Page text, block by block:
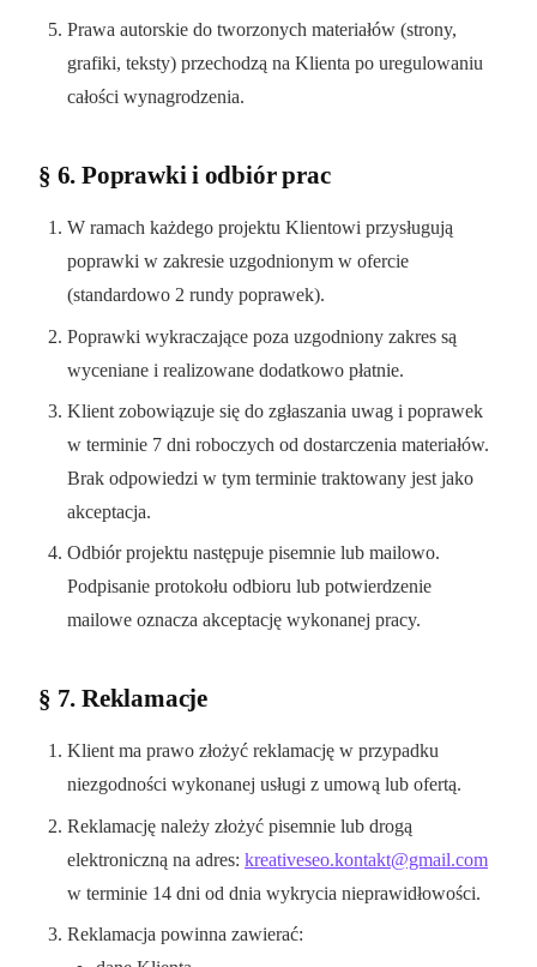
Prawa autorskie do tworzonych materiałów (strony,
grafiki, teksty) przechodzą na Klienta po uregulowaniu
całości wynagrodzenia.
§ 6. Poprawki i odbiór prac
W ramach każdego projektu Klientowi przysługują
poprawki w zakresie uzgodnionym w ofercie
(standardowo 2 rundy poprawek).
Poprawki wykraczające poza uzgodniony zakres są
wyceniane i realizowane dodatkowo płatnie.
Klient zobowiązuje się do zgłaszania uwag i poprawek
w terminie 7 dni roboczych od dostarczenia materiałów.
Brak odpowiedzi w tym terminie traktowany jest jako
akceptacja.
Odbiór projektu następuje pisemnie lub mailowo.
Podpisanie protokołu odbioru lub potwierdzenie
mailowe oznacza akceptację wykonanej pracy.
§ 7. Reklamacje
Klient ma prawo złożyć reklamację w przypadku
niezgodności wykonanej usługi z umową lub ofertą.
Reklamację należy złożyć pisemnie lub drogą
elektroniczną na adres: kreativeseo.kontakt@gmail.com
w terminie 14 dni od dnia wykrycia nieprawidłowości.
Reklamacja powinna zawierać: